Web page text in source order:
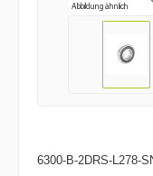
Abbildung ähnlich
6300-B-2DRS-L278-